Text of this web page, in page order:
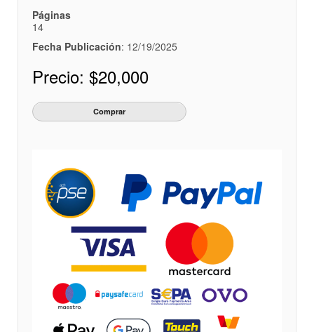
Páginas
14
Fecha Publicación: 12/19/2025
Precio: $20,000